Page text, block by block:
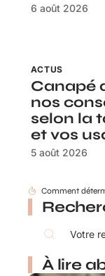
6 août 2026
ACTUS
Canapé
nos
selon la
et vos
5 août 2026
À lire